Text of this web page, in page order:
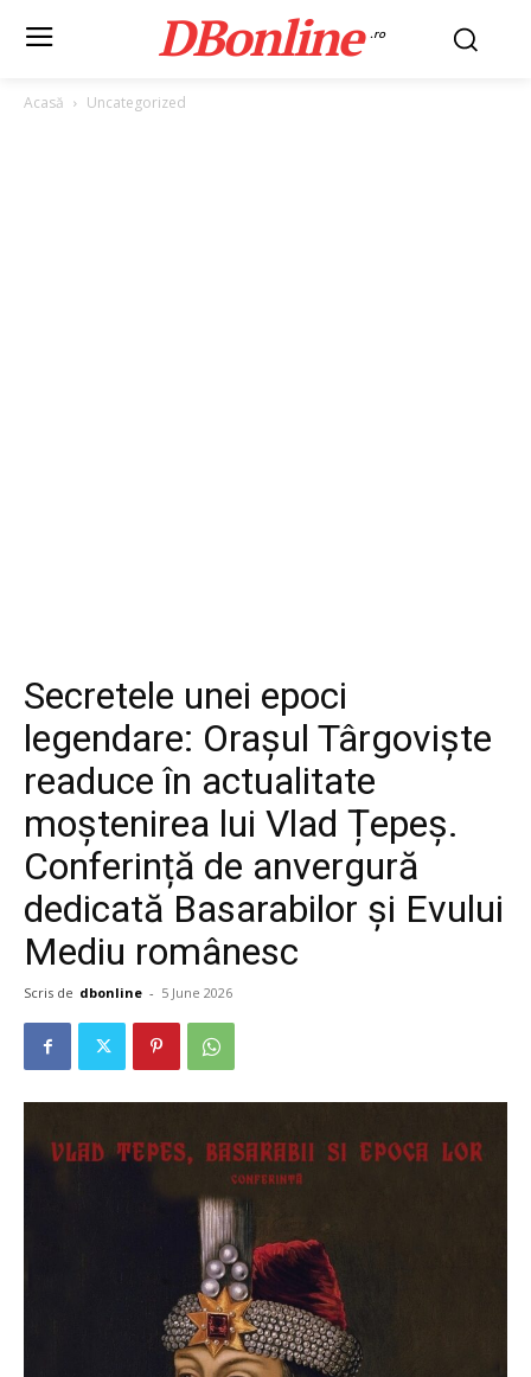
DBonline .ro
Acasă Uncategorized
Secretele unei epoci
legendare: Orașul Târgoviște
readuce în actualitate
moștenirea lui Vlad Țepeș.
Conferință de anvergură
dedicată Basarabilor și Evului
Mediu românesc
Scris de dbonline - 5 June 2026